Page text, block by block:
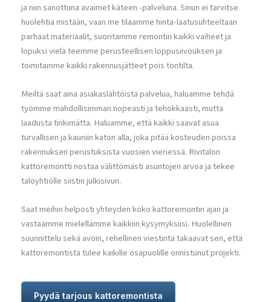
ja niin sanottuna avaimet käteen -palveluna. Sinun ei tarvitse
huolehtia mistään, vaan me tilaamme hinta-laatusuhteeltaan
parhaat materiaalit, suoritamme remontin kaikki vaiheet ja
lopuksi vielä teemme perusteellisen loppusiivouksen ja
toimitamme kaikki rakennusjätteet pois tontilta.
Meiltä saat aina asiakaslähtöistä palvelua, haluamme tehdä
työmme mahdollisimman nopeasti ja tehokkaasti, mutta
laadusta tinkimättä. Haluamme, että kaikki saavat asua
turvallisen ja kauniin katon alla, joka pitää kosteuden poissa
rakennuksen perustuksista vuosien vieriessä. Rivitalon
kattoremontti nostaa välittömästi asuntojen arvoa ja tekee
taloyhtiölle siistin julkisivun.
Saat meihin helposti yhteyden koko kattoremontin ajan ja
vastaamme mielellämme kaikkiin kysymyksiisi. Huolellinen
suunnittelu sekä avoin, rehellinen viestintä takaavat sen, että
kattoremontista tulee kaikille osapuolille onnistunut projekti.
Pyydä tarjous kattoremontista